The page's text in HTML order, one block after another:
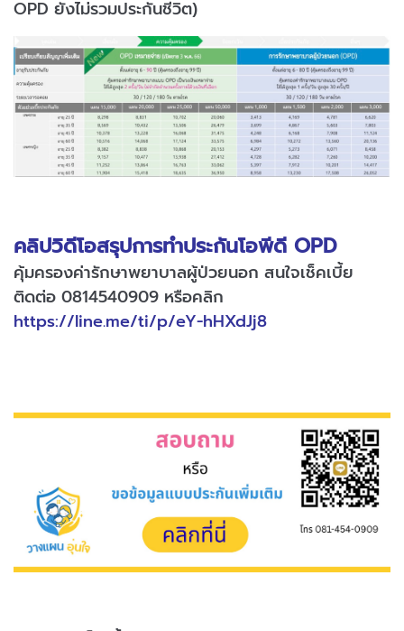
OPD ยังไม่รวมประกันชีวิต)
คลิปวิดีโอสรุปการทำประกันโอพีดี OPD
คุ้มครองค่ารักษาพยาบาลผู้ป่วยนอก สนใจเช็คเบี้ย
ติดต่อ 0814540909 หรือคลิก
https://line.me/ti/p/eY-hHXdJj8